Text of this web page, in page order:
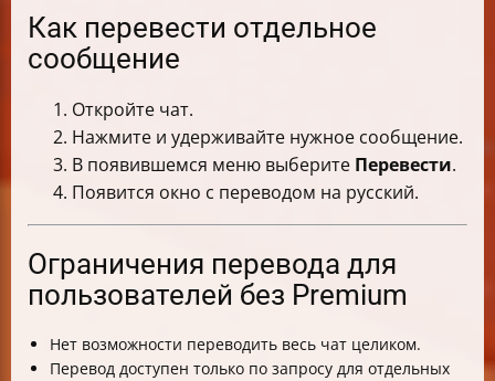
Как перевести отдельное
сообщение
Откройте чат.
Нажмите и удерживайте нужное сообщение.
В появившемся меню выберите Перевести.
Появится окно с переводом на русский.
Ограничения перевода для
пользователей без Premium
Нет возможности переводить весь чат целиком.
Перевод доступен только по запросу для отдельных